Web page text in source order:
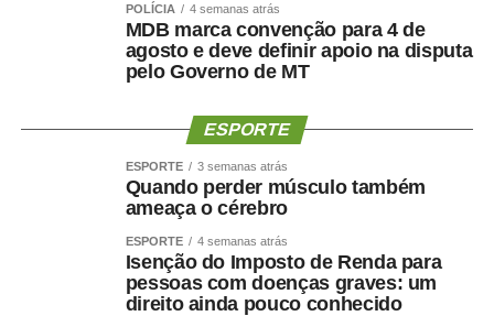
POLÍCIA 4 semanas atrás
MDB marca convenção para 4 de
agosto e deve definir apoio na disputa
pelo Governo de MT
ESPORTE
ESPORTE 3 semanas atrás
Quando perder músculo também
ameaça o cérebro
ESPORTE 4 semanas atrás
Isenção do Imposto de Renda para
pessoas com doenças graves: um
direito ainda pouco conhecido